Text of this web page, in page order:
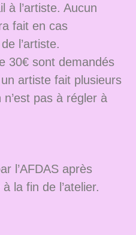
à l’artiste. Aucun
fait en cas
l’artiste.
30€ sont demandés
artiste fait plusieurs
pas à régler à
l’AFDAS après
la fin de l’atelier.